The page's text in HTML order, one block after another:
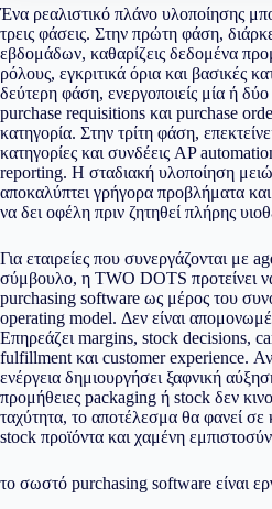
Ένα ρεαλιστικό πλάνο υλοποίησης
τρεις φάσεις. Στην πρώτη φάση,
εβδομάδων, καθαρίζεις δεδομένα
ρόλους, εγκριτικά όρια και βασικές
δεύτερη φάση, ενεργοποιείς μία ή
purchase requisitions και purchase
κατηγορία. Στην τρίτη φάση,
κατηγορίες και συνδέεις AP
reporting. Η σταδιακή υλοποίηση
αποκαλύπτει γρήγορα προβλήματα
να δει οφέλη πριν ζητηθεί πλήρης
Για εταιρείες που συνεργάζονται με
σύμβουλο, η TWO DOTS προτείνει να
purchasing software ως μέρος του
operating model. Δεν είναι
Επηρεάζει margins, stock decisions,
fulfillment και customer experience.
ενέργεια δημιουργήσει ξαφνική
προμήθειες packaging ή stock δεν
ταχύτητα, το αποτέλεσμα θα φανεί
stock προϊόντα και χαμένη
το σωστό purchasing software είναι